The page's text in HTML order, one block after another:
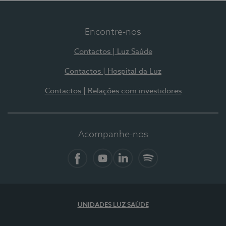
Encontre-nos
Contactos | Luz Saúde
Contactos | Hospital da Luz
Contactos | Relações com investidores
Acompanhe-nos
UNIDADES LUZ SAÚDE